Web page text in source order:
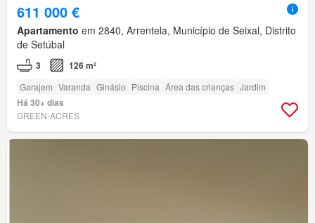
611 000 €
Apartamento em 2840, Arrentela, Município de Seixal, Distrito
de Setúbal
3 126 m²
Garajem Varanda Ginásio Piscina Área das crianças Jardim
Há 30+ dias
GREEN-ACRES